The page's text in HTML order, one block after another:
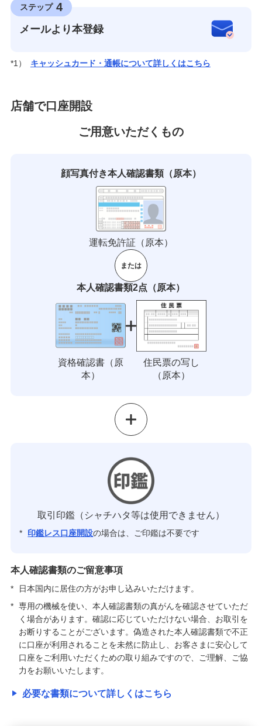
ステップ 4
メールより本登録
*1） キャッシュカード・通帳について詳しくはこちら
店舗で口座開設
ご用意いただくもの
顔写真付き本人確認書類（原本）
運転免許証（原本）
または
本人確認書類2点（原本）
資格確認書（原
本）
住民票の写し
（原本）
取引印鑑（シャチハタ等は使用できません）
* 印鑑レス口座開設の場合は、ご印鑑は不要です
本人確認書類のご留意事項
*
日本国内に居住の方がお申し込みいただけます。
* 専用の機械を使い、本人確認書類の真がんを確認させていただ
く場合があります。確認に応じていただけない場合、お取引を
お断りすることがございます。偽造された本人確認書類で不正
に口座が利用されることを未然に防止し、お客さまに安心して
口座をご利用いただくための取り組みですので、ご理解、ご協
力をお願いいたします。
必要な書類について詳しくはこちら